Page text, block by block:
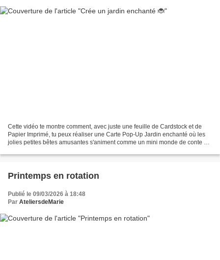
Cette vidéo te montre comment, avec juste une feuille de Cardstock et de
Papier Imprimé, tu peux réaliser une Carte Pop-Up Jardin enchanté où les
jolies petites bêtes amusantes s'animent comme un mini monde de conte et
Printemps en rotation
Publié le 09/03/2026 à 18:48
Par AteliersdeMarie